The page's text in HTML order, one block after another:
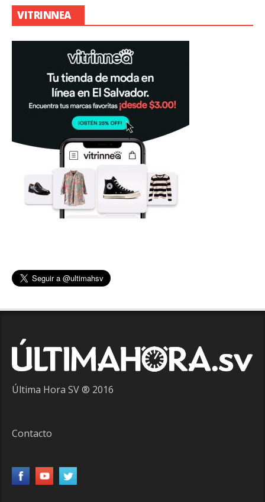
VITRINNEA
Última Hora SV ® 2016
Contacto